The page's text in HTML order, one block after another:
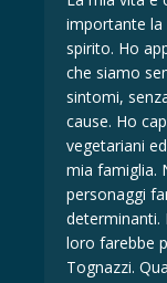
importante la
spirito. Ho
che siamo
sintomi,
cause. Ho
vegetariani
mia famiglia.
personaggi
determinanti.
loro farebbe
Tognazzi.